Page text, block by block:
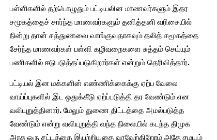
பள்ளிகளில் தற்பொழுதும் பட்டியலின மாணவர்களும் இதர
சமூகத்தைச் சார்ந்த மாணவர்களும் தனித்தனி வரிசையில்
நின்று தான் சத்துணவை வாங்குவதாகவும் தலித் சமூகத்தை
சேர்ந்த மாணவர்கள் பள்ளி கழிவறைகளை சுத்தம் செய்யும்
பணிகளில் ஈடுபடுத்தப்படுகிறார்கள் என்றும் தெரிவித்தார்.
பட்டியல் இன மக்களின் எண்ணிக்கைக்கு ஏற்ப வேலை
வாய்ப்புகளில் இட ஒதுக்கீடு ஏற்ப்படுத்தி தர வேண்டும் என
வலியுறுத்தினார். மேலும் துணை திட்டத்தை அமல்படுத்த
வேண்டும் என்று வலியுறுத்தி வந்த நிலையில் கடந்த திமுக
அரசு ஒரு சட்டத்தை இயற்றியதை வரவேற்கிறோம் அதே சமயம்